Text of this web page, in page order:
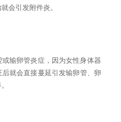
会引发附件炎。
输卵管炎症，因为女性身体器
就会直接蔓延引发输卵管、卵